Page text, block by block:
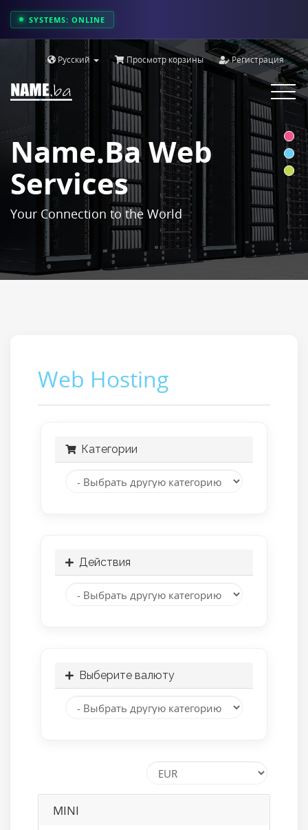
SYSTEMS: ONLINE
Русский Просмотр корзины Регистрация
Toggle
Name.ba Web
Services
Your Connection to the World
Web Hosting
Категории
Действия
Выберите валюту
MINI